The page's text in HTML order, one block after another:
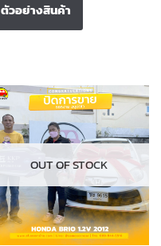
ตัวอย่างสินค้า
OUT OF STOCK